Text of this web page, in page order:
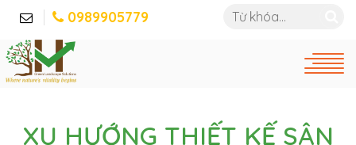
0989905779
XU HƯỚNG THIẾT KẾ SÂN